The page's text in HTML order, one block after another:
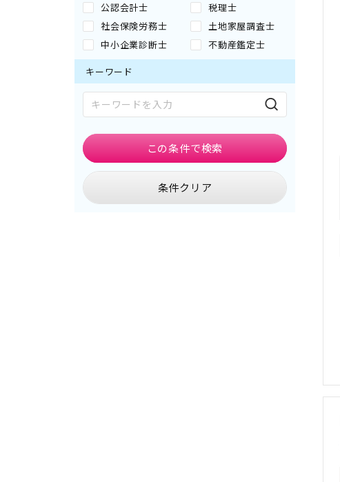
公認会計士
税理士
社会保険労務士
土地家屋調査士
中小企業診断士
不動産鑑定士
キーワード
条件クリア
この条件で検索